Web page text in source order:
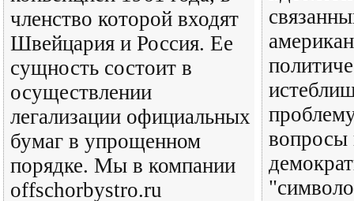
членство которой входят
Швейцария и Россия. Ее
сущность состоит в
осуществлении
легализации официальных
бумаг в упрощенном
порядке. Мы в компании
offschorbystro.ru
вопросы